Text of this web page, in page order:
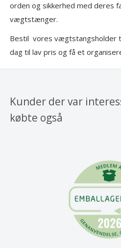
orden og sikkerhed med deres
vægtstænger.
Bestil vores
dag til lav pris og få et
Kunder der var
købte også